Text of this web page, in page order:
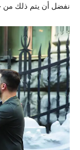
نفضل أن يتم ذلك من